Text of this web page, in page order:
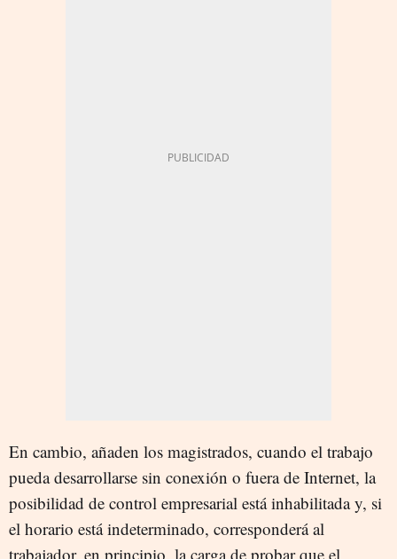
En cambio, añaden los magistrados, cuando el trabajo
pueda desarrollarse sin conexión o fuera de Internet, la
posibilidad de control empresarial está inhabilitada y, si
el horario está indeterminado, corresponderá al
trabajador, en principio, la carga de probar que el